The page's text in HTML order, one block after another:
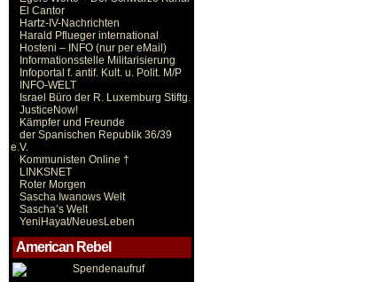
El Cantor
Hartz-IV-Nachrichten
Harald Pflueger international
Hosteni – INFO (nur per eMail)
Informationsstelle Militarisierung
Infoportal f. antif. Kult. u. Polit. M/P
INFO-WELT
Israel Büro der R. Luxemburg Stiftg.
JusticeNow!
Kämpfer und Freunde
der Spanischen Republik 36/39
e.V.
Kommunisten Online †
LINKSNET
Roter Morgen
Sascha Iwanows Welt
Sascha’s Welt
YeniHayat/NeuesLeben
American Rebel